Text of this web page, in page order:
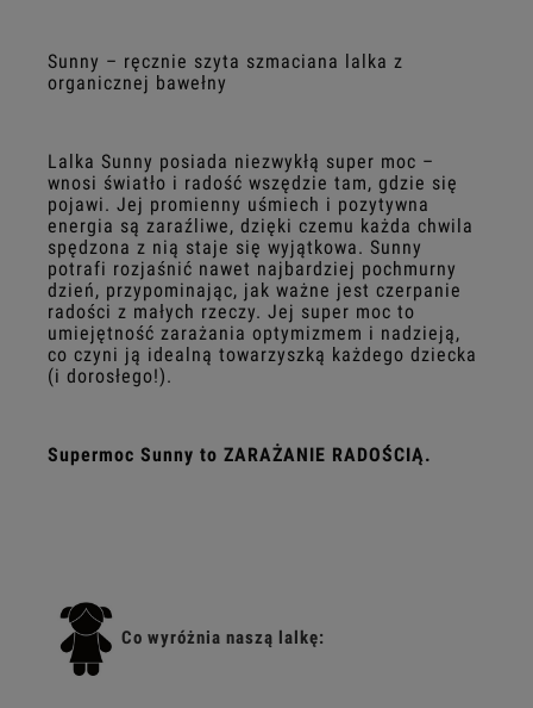
Sunny – ręcznie szyta szmaciana lalka z
organicznej bawełny
Lalka Sunny posiada niezwykłą super moc –
wnosi światło i radość wszędzie tam, gdzie się
pojawi. Jej promienny uśmiech i pozytywna
energia są zaraźliwe, dzięki czemu każda chwila
spędzona z nią staje się wyjątkowa. Sunny
potrafi rozjaśnić nawet najbardziej pochmurny
dzień, przypominając, jak ważne jest czerpanie
radości z małych rzeczy. Jej super moc to
umiejętność zarażania optymizmem i nadzieją,
co czyni ją idealną towarzyszką każdego dziecka
(i dorosłego!).
Supermoc Sunny to ZARAŻANIE RADOŚCIĄ.
Co wyróżnia naszą lalkę: